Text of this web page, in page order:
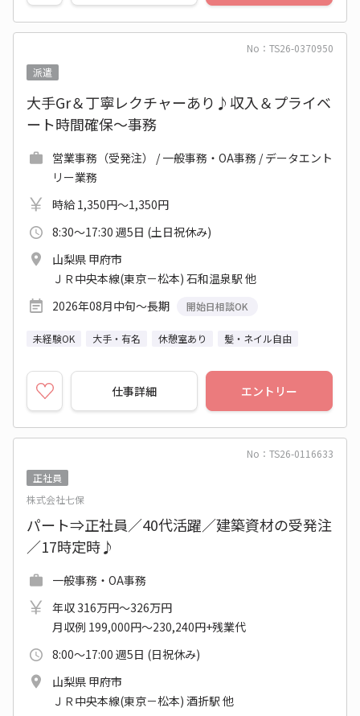
No：TS26-0370950
派遣
大手Gr＆丁寧レクチャーあり♪収入＆プライベ
ート時間確保～事務
営業事務（受発注） / 一般事務・OA事務 / データエント
リー業務
時給 1,350円～1,350円
8:30～17:30 週5日 (土日祝休み)
山梨県 甲府市
ＪＲ中央本線(東京－松本) 石和温泉駅 他
2026年08月中旬～長期
開始日相談OK
未経験OK 大手・有名 休憩室あり 髪・ネイル自由
仕事詳細 エントリー
No：TS26-0116633
正社員
株式会社七保
パート⇒正社員／40代活躍／建築資材の受発注
／17時定時♪
一般事務・OA事務
年収 316万円～326万円
月収例 199,000円～230,240円+残業代
8:00～17:00 週5日 (日祝休み)
山梨県 甲府市
ＪＲ中央本線(東京－松本) 酒折駅 他